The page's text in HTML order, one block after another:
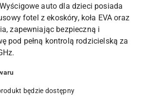
auto dla dzieci posiada
fotel z ekoskóry, koła EVA oraz
zapewniając bezpieczną i
pod pełną kontrolą rodzicielską za
będzie dostępny